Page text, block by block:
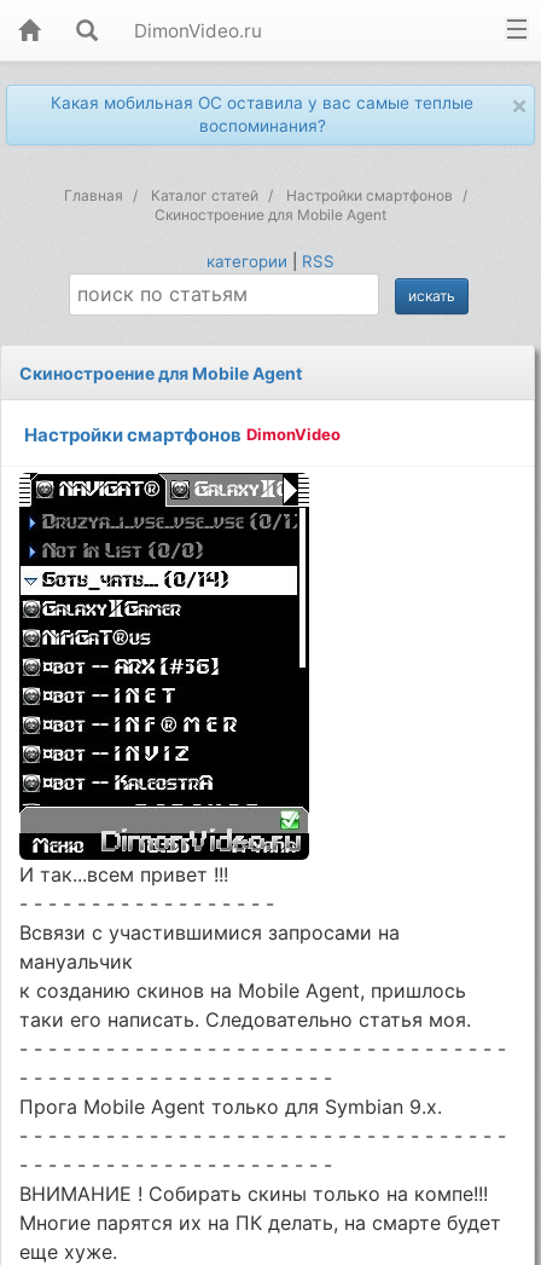
DimonVideo.ru
×
Какая мобильная ОС оставила у вас самые теплые
воспоминания?
Главная Каталог статей
Настройки смартфонов
Скиностроение для Mobile Agent
категории RSS
Скиностроение для Mobile Agent
Настройки смартфонов DimonVideo
И так...всем привет !!!
- - - - - - - - - - - - - - - - - -
Всвязи с участившимися запросами на
мануальчик
к созданию скинов на Mobile Agent, пришлось
таки его написать. Следовательно статья моя.
- - - - - - - - - - - - - - - - - - - - - - - - - - - - - - - - - -
- - - - - - - - - - - - - - - - - - - - - -
Прога Mobile Agent только для Symbian 9.x.
- - - - - - - - - - - - - - - - - - - - - - - - - - - - - - - - - -
- - - - - - - - - - - - - - - - - - - - - -
ВНИМАНИЕ ! Собирать скины только на компе!!!
Многие парятся их на ПК делать, на смарте будет
еще хуже.